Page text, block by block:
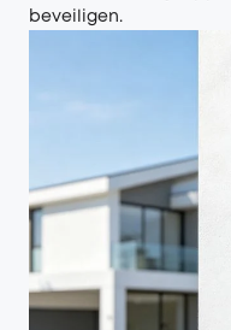
beveiligen.